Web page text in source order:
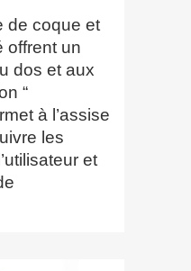
de coque et
offrent un
dos et aux
“
à l’assise
les
et